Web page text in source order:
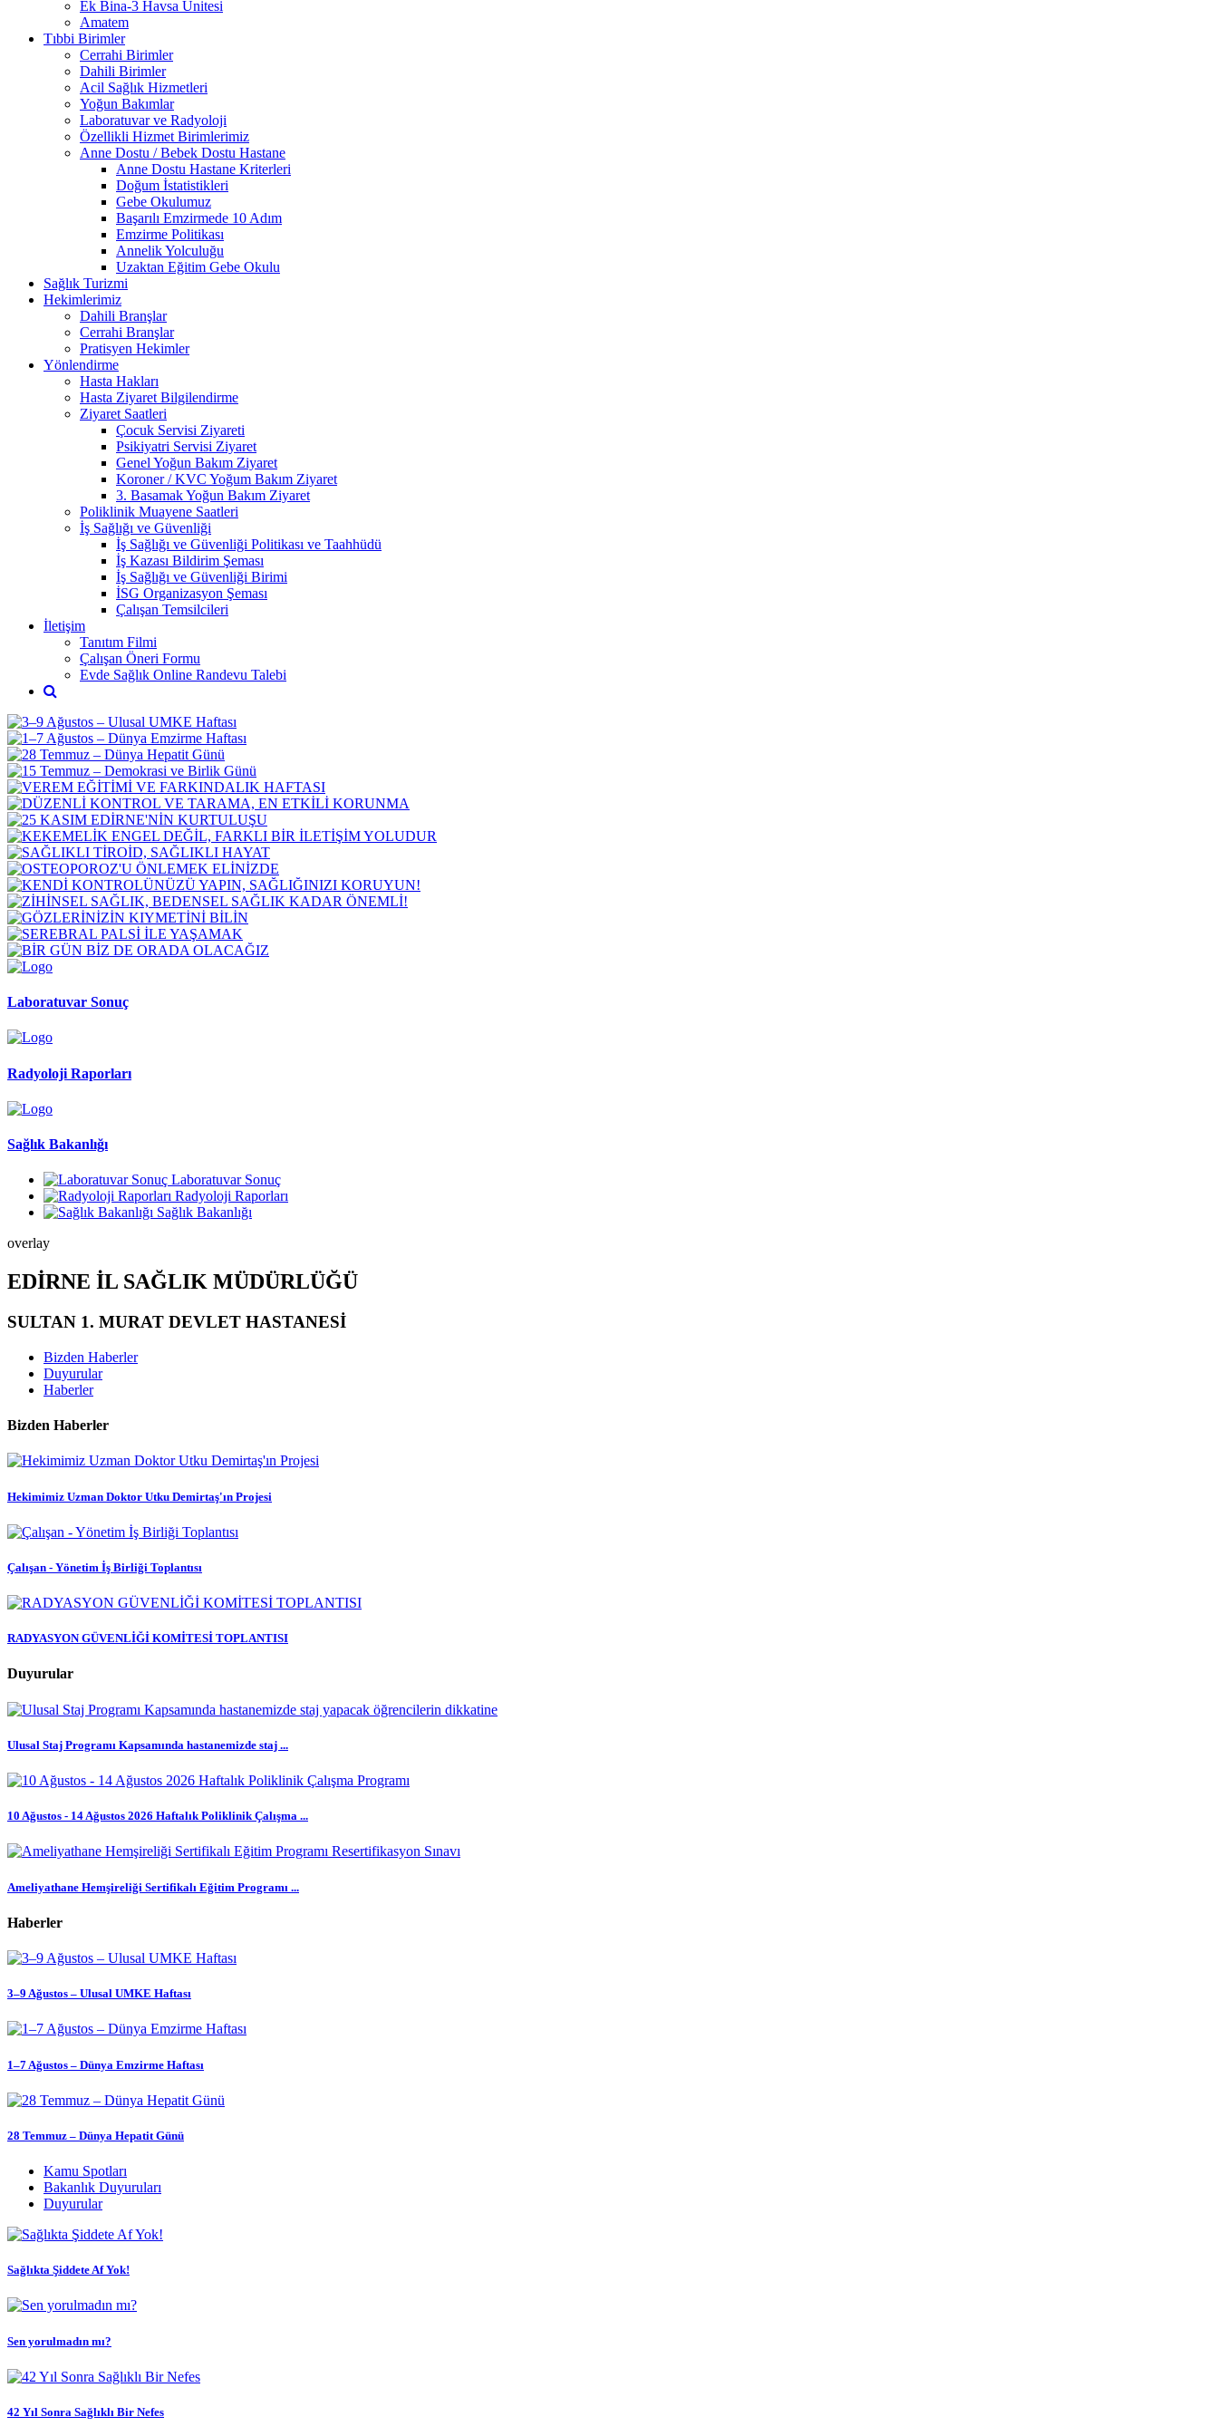
Ek Bina-3 Havsa Ünitesi
Amatem
Tıbbi Birimler
Cerrahi Birimler
Dahili Birimler
Acil Sağlık Hizmetleri
Yoğun Bakımlar
Laboratuvar ve Radyoloji
Özellikli Hizmet Birimlerimiz
Anne Dostu / Bebek Dostu Hastane
Anne Dostu Hastane Kriterleri
Doğum İstatistikleri
Gebe Okulumuz
Başarılı Emzirmede 10 Adım
Emzirme Politikası
Annelik Yolculuğu
Uzaktan Eğitim Gebe Okulu
Sağlık Turizmi
Hekimlerimiz
Dahili Branşlar
Cerrahi Branşlar
Pratisyen Hekimler
Yönlendirme
Hasta Hakları
Hasta Ziyaret Bilgilendirme
Ziyaret Saatleri
Çocuk Servisi Ziyareti
Psikiyatri Servisi Ziyaret
Genel Yoğun Bakım Ziyaret
Koroner / KVC Yoğum Bakım Ziyaret
3. Basamak Yoğun Bakım Ziyaret
Poliklinik Muayene Saatleri
İş Sağlığı ve Güvenliği
İş Sağlığı ve Güvenliği Politikası ve Taahhüdü
İş Kazası Bildirim Şeması
İş Sağlığı ve Güvenliği Birimi
İSG Organizasyon Şeması
Çalışan Temsilcileri
İletişim
Tanıtım Filmi
Çalışan Öneri Formu
Evde Sağlık Online Randevu Talebi
Laboratuvar Sonuç
Radyoloji Raporları
Sağlık Bakanlığı
Laboratuvar Sonuç
Radyoloji Raporları
Sağlık Bakanlığı
overlay
EDİRNE İL SAĞLIK MÜDÜRLÜĞÜ
SULTAN 1. MURAT DEVLET HASTANESİ
Bizden Haberler
Duyurular
Haberler
Bizden Haberler
Hekimimiz Uzman Doktor Utku Demirtaş'ın Projesi
Çalışan - Yönetim İş Birliği Toplantısı
RADYASYON GÜVENLİĞİ KOMİTESİ TOPLANTISI
Duyurular
Ulusal Staj Programı Kapsamında hastanemizde staj ...
10 Ağustos - 14 Ağustos 2026 Haftalık Poliklinik Çalışma ...
Ameliyathane Hemşireliği Sertifikalı Eğitim Programı ...
Haberler
3–9 Ağustos – Ulusal UMKE Haftası
1–7 Ağustos – Dünya Emzirme Haftası
28 Temmuz – Dünya Hepatit Günü
Kamu Spotları
Bakanlık Duyuruları
Duyurular
Sağlıkta Şiddete Af Yok!
Sen yorulmadın mı?
42 Yıl Sonra Sağlıklı Bir Nefes